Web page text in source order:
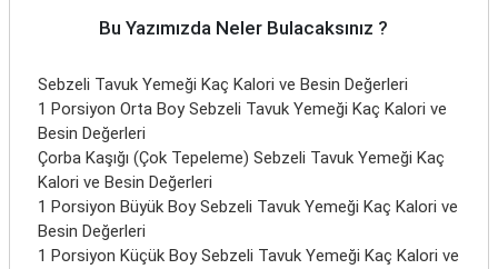
Bu Yazımızda Neler Bulacaksınız ?
Sebzeli Tavuk Yemeği Kaç Kalori ve Besin Değerleri
1 Porsiyon Orta Boy Sebzeli Tavuk Yemeği Kaç Kalori ve
Besin Değerleri
Çorba Kaşığı (Çok Tepeleme) Sebzeli Tavuk Yemeği Kaç
Kalori ve Besin Değerleri
1 Porsiyon Büyük Boy Sebzeli Tavuk Yemeği Kaç Kalori ve
Besin Değerleri
1 Porsiyon Küçük Boy Sebzeli Tavuk Yemeği Kaç Kalori ve